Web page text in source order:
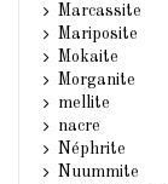
Marcassite
Mariposite
Mokaite
Morganite
mellite
nacre
Néphrite
Nuummite